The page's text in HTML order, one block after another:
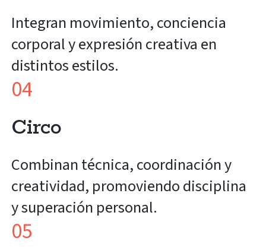
Integran movimiento, conciencia
corporal y expresión creativa en
distintos estilos.
04
Circo
Combinan técnica, coordinación y
creatividad, promoviendo disciplina
y superación personal.
05